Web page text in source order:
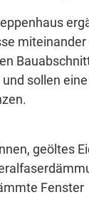
sollen
geöltes
Fenster